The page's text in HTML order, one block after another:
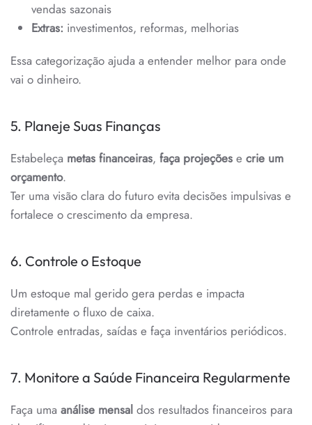
vendas sazonais
Extras: investimentos, reformas, melhorias
Essa categorização ajuda a entender melhor para onde
vai o dinheiro.
5. Planeje Suas Finanças
Estabeleça metas financeiras, faça projeções e crie um
orçamento.
Ter uma visão clara do futuro evita decisões impulsivas e
fortalece o crescimento da empresa.
6. Controle o Estoque
Um estoque mal gerido gera perdas e impacta
diretamente o fluxo de caixa.
Controle entradas, saídas e faça inventários periódicos.
7. Monitore a Saúde Financeira Regularmente
Faça uma análise mensal dos resultados financeiros para